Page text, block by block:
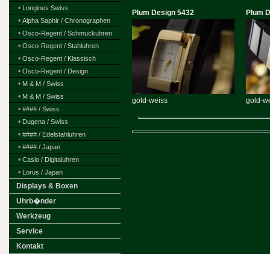
• Longines Swiss
• Alpha Saphir / Chronographen
• Osco-Regent / Schmuckuhren
• Osco-Regent / Stahluhren
• Osco-Regent / Klassisch
• Osco-Regent / Design
• M & M / Swiss
• M & M / Swiss
• #### / Swiss
• Dugena / Swiss
• #### / Edelstahluhren
• #### / Japan
• Casio / Digitaluhren
• Lorus / Japan
Displays & Boxen
Uhrb�nder
Werkzeug
Service
Kontakt
Plum Design 5432 Plum
gold-weiss gold-